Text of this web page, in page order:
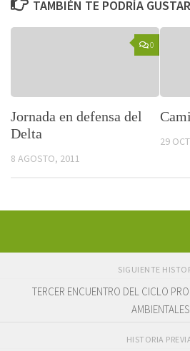
TAMBIÉN TE PODRÍA
0
Jornada en defensa del
Delta
8 AGOSTO, 2011
29
SIGUIENTE
TERCER ENCUENTRO DEL CICLO
AMBIENTALES
HISTORIA